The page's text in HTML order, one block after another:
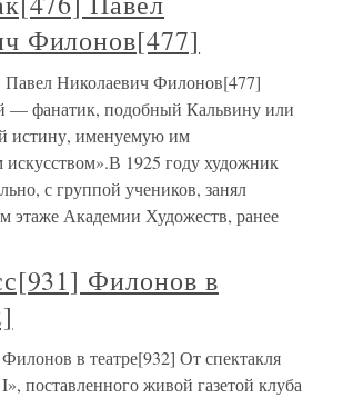
Филонов[477]
Николаевич Филонов[477]
— фанатик, подобный Кальвину или
истину, именуемую им
1925 году художник
с группой учеников, занял
этаже Академии Художеств, ранее
Филонов в
в театре[932] От спектакля
поставленного живой газетой клуба